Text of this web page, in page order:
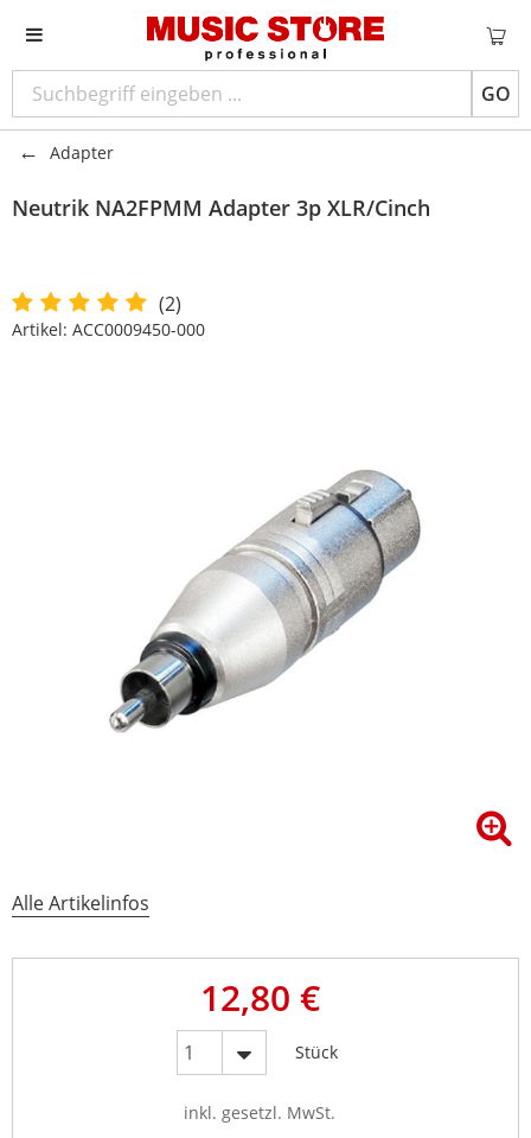
GO
Adapter
Neutrik NA2FPMM Adapter 3p XLR/Cinch
(2)
Artikel: ACC0009450-000
Alle Artikelinfos
12,80 €
Stück
inkl. gesetzl. MwSt.